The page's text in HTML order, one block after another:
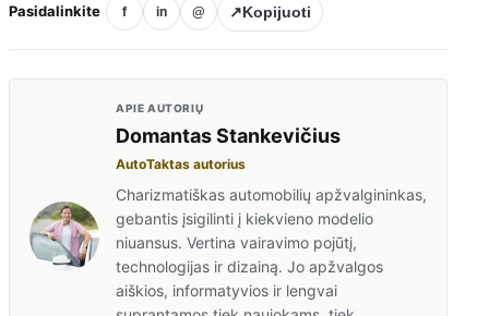
Pasidalinkite f in @ ↗Kopijuoti
APIE AUTORIŲ
Domantas Stankevičius
AutoTaktas autorius
Charizmatiškas automobilių apžvalgininkas,
gebantis įsigilinti į kiekvieno modelio
niuansus. Vertina vairavimo pojūtį,
technologijas ir dizainą. Jo apžvalgos
aiškios, informatyvios ir lengvai